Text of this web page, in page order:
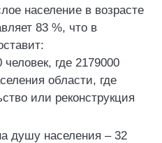
население в возрасте
83 %, что в
где 2179000
области, где
или реконструкция
душу населения – 32